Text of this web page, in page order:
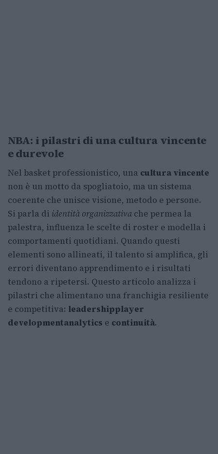
NBA: i pilastri di una cultura vincente
e durevole
Nel basket professionistico, una cultura vincente
non è un motto da spogliatoio, ma un sistema
coerente che unisce visione, metodo e persone.
Si parla di identità organizzativa che permea la
palestra, influenza le scelte di roster e modella i
comportamenti quotidiani. Quando questi
elementi sono allineati, il talento si amplifica, gli
errori diventano apprendimento e i risultati
tendono a ripetersi. Questo articolo analizza i
pilastri che alimentano una franchigia resiliente
e competitiva: leadershipplayer
developmentanalytics e continuità.